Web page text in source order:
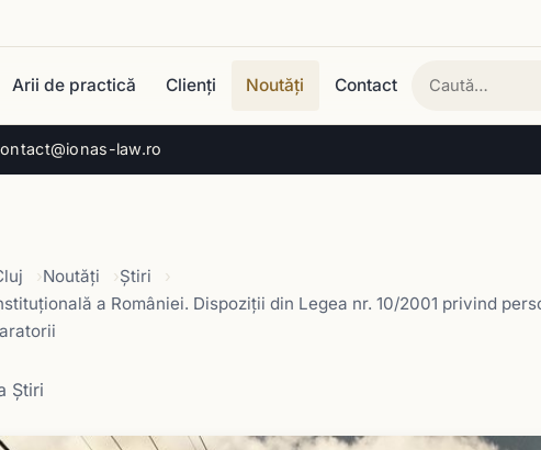
law.ro
Arii de practică Clienți Noutăți Contact
Noutăți
Știri
a României. Dispoziții din Legea nr. 10/2001 privind
Știri